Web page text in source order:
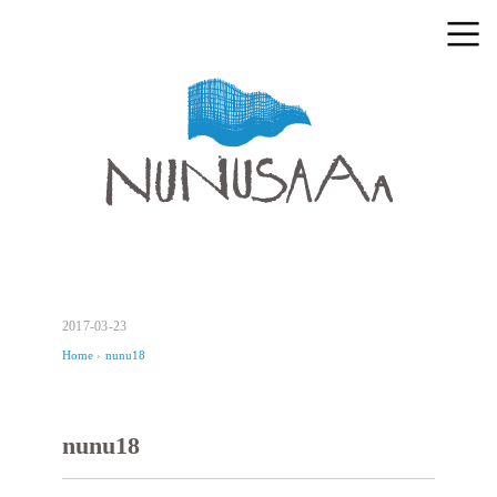
2017-03-23
Home › nunu18
nunu18